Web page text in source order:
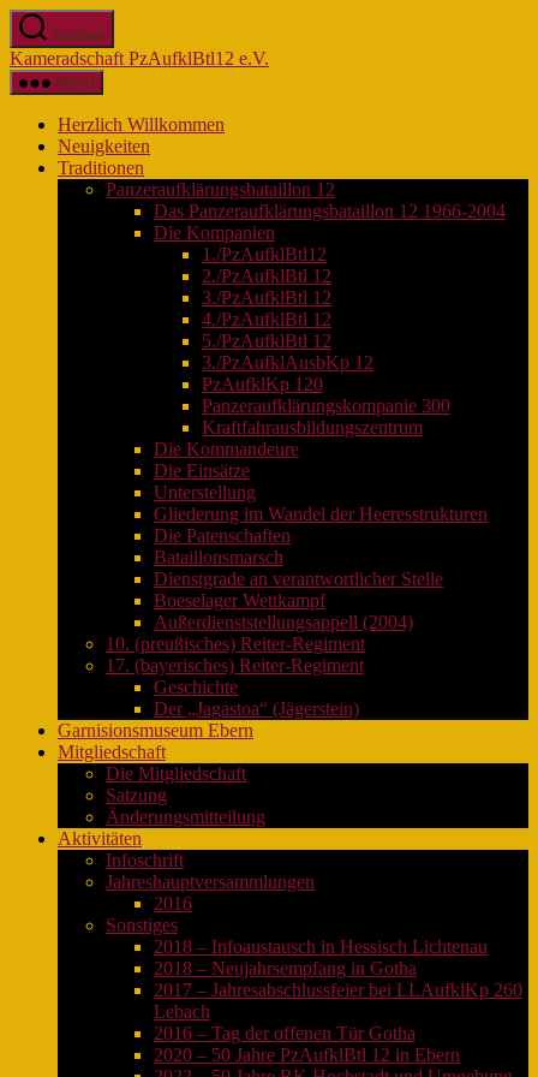
Zum
Inhalt
springen
Suchen
Kameradschaft PzAufklBtl12 e.V.
Menü
Herzlich Willkommen
Neuigkeiten
Traditionen
Panzeraufklärungsbataillon 12
Das Panzeraufklärungsbataillon 12 1966-2004
Die Kompanien
1./PzAufklBtl12
2./PzAufklBtl 12
3./PzAufklBtl 12
4./PzAufklBtl 12
5./PzAufklBtl 12
3./PzAufklAusbKp 12
PzAufklKp 120
Panzeraufklärungskompanie 300
Kraftfahrausbildungszentrum
Die Kommandeure
Die Einsätze
Unterstellung
Gliederung im Wandel der Heeresstrukturen
Die Patenschaften
Bataillonsmarsch
Dienstgrade an verantwortlicher Stelle
Boeselager Wettkampf
Außerdienststellungsappell (2004)
10. (preußisches) Reiter-Regiment
17. (bayerisches) Reiter-Regiment
Geschichte
Der „Jagastoa“ (Jägerstein)
Garnisionsmuseum Ebern
Mitgliedschaft
Die Mitgliedschaft
Satzung
Änderungsmitteilung
Aktivitäten
Infoschrift
Jahreshauptversammlungen
2016
Sonstiges
2018 – Infoaustausch in Hessisch Lichtenau
2018 – Neujahrsempfang in Gotha
2017 – Jahresabschlussfeier bei LLAufklKp 260
Lebach
2016 – Tag der offenen Tür Gotha
2020 – 50 Jahre PzAufklBtl 12 in Ebern